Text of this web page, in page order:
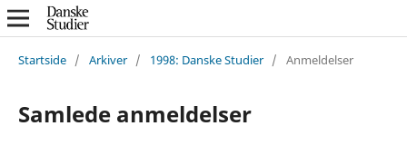
Startside / Arkiver / 1998: Danske Studier / Anmeldelser
Samlede anmeldelser